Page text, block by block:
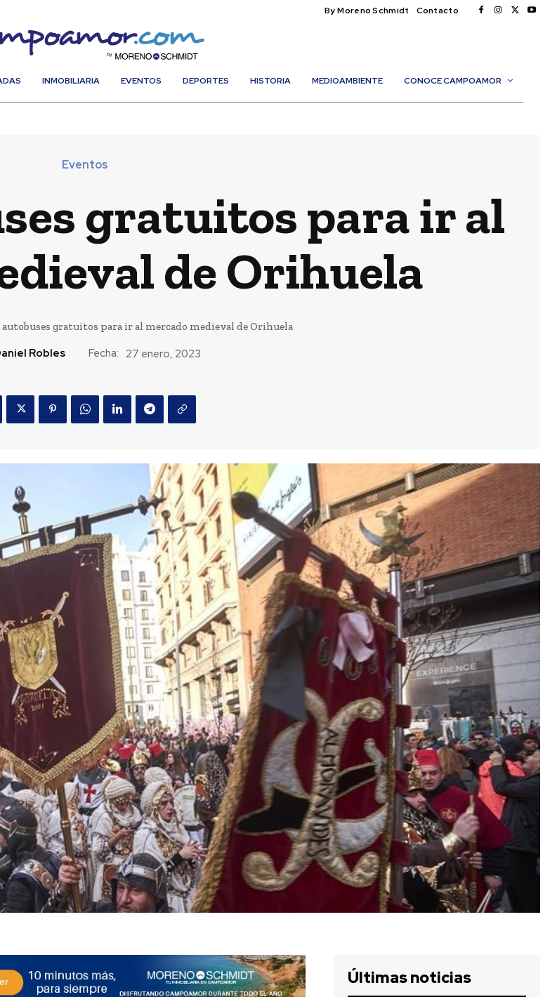
By Moreno Schmidt Contacto
INMOBILIARIA EVENTOS DEPORTES HISTORIA MEDIOAMBIENTE CONOCE CAMPOAMOR
Eventos
gratuitos para ir al
de Orihuela
autobuses gratuitos para ir al mercado medieval de Orihuela
Robles Fecha: 27 enero, 2023
Últimas noticias